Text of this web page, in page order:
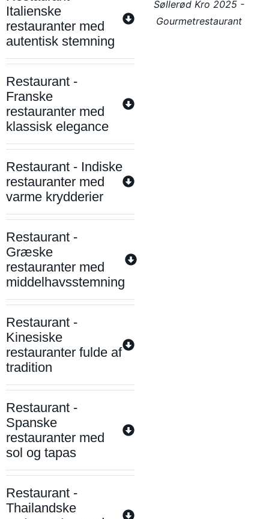
Italienske
restauranter med
autentisk stemning
Restaurant -
Franske
restauranter med
klassisk elegance
Restaurant - Indiske
restauranter med
varme krydderier
Restaurant -
Græske
restauranter med
middelhavsstemning
Restaurant -
Kinesiske
restauranter fulde af
tradition
Restaurant -
Spanske
restauranter med
sol og tapas
Restaurant -
Thailandske
Søllerød Kro 2025 -
Gourmetrestaurant